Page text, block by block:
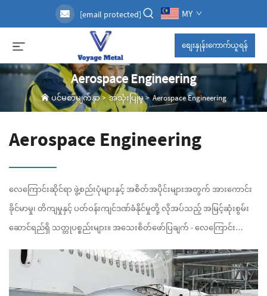
[email protected] MY
စျေးနှုန်းကောက်ယူရန်
Aerospace Engineering
ပင်မစာမျက်နှာ>အသုံးပြုမှု>Aerospace Engineering
Aerospace Engineering
လေကြောင်းဆိုင်ရာ ဖွဲ့စည်းပုံများနှင့် အစိတ်အပိုင်းများအတွက် အားကောင်း
ခိုင်မာမှု၊ တိကျမှုနှင့် ပတ်ဝန်းကျင်ဒဏ်ခံနိုင်မှုတို့ လိုအပ်သည့် အမြင့်ဆုံးစွမ်း
ဆောင်ရည်ရှိ သတ္တုပစ္စည်းများ။ အသေးစိတ်ဖော်ပြချက် - လေကြောင်း